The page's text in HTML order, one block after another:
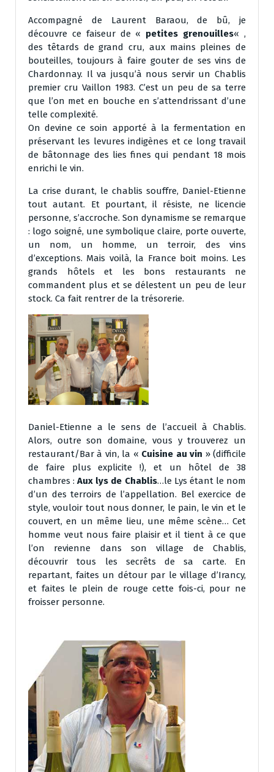
Accompagné de Laurent Baraou, de bû, je
découvre ce faiseur de « petites grenouilles« ,
des têtards de grand cru, aux mains pleines de
bouteilles, toujours à faire gouter de ses vins de
Chardonnay. Il va jusqu’à nous servir un Chablis
premier cru Vaillon 1983. C’est un peu de sa terre
que l’on met en bouche en s’attendrissant d’une
telle complexité.
On devine ce soin apporté à la fermentation en
préservant les levures indigènes et ce long travail
de bâtonnage des lies fines qui pendant 18 mois
enrichi le vin.
La crise durant, le chablis souffre, Daniel-Etienne
tout autant. Et pourtant, il résiste, ne licencie
personne, s’accroche. Son dynamisme se remarque
: logo soigné, une symbolique claire, porte ouverte,
un nom, un homme, un terroir, des vins
d’exceptions. Mais voilà, la France boit moins. Les
grands hôtels et les bons restaurants ne
commandent plus et se délestent un peu de leur
stock. Ca fait rentrer de la trésorerie.
Daniel-Etienne a le sens de l’accueil à Chablis.
Alors, outre son domaine, vous y trouverez un
restaurant/Bar à vin, la « Cuisine au vin » (difficile
de faire plus explicite !), et un hôtel de 38
chambres :Aux lys de Chablis…le Lys étant le nom
d’un des terroirs de l’appellation. Bel exercice de
style, vouloir tout nous donner, le pain, le vin et le
couvert, en un même lieu, une même scène… Cet
homme veut nous faire plaisir et il tient à ce que
l’on revienne dans son village de Chablis,
découvrir tous les secrêts de sa carte. En
repartant, faites un détour par le village d’Irancy,
et faites le plein de rouge cette fois-ci, pour ne
froisser personne.